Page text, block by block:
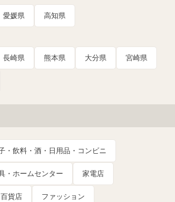
愛媛県 高知県
長崎県 熊本県 大分県 宮崎県
・飲料・酒・日用品・コンビニ
・ホームセンター 家電店
貨店 ファッション